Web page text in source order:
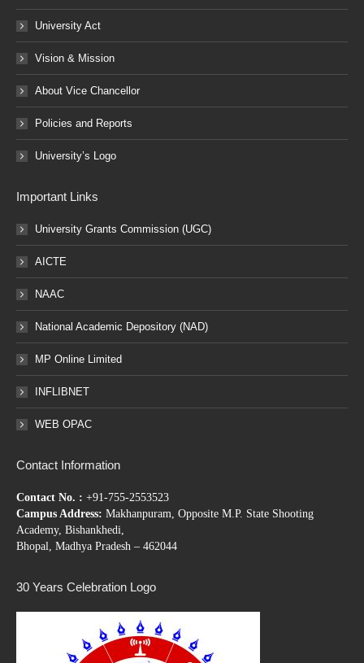
University Act
Vision & Mission
About Vice Chancellor
Policies and Reports
University’s Logo
Important Links
University Grants Commission (UGC)
AICTE
NAAC
National Academic Depository (NAD)
MP Online Limited
INFLIBNET
WEB OPAC
Contact Information
Contact No. : +91-755-2553523
Campus Address: Makhanpuram, Opposite M.P. State Shooting
Academy, Bishankhedi,
Bhopal, Madhya Pradesh – 462044
30 Years Celebration Logo